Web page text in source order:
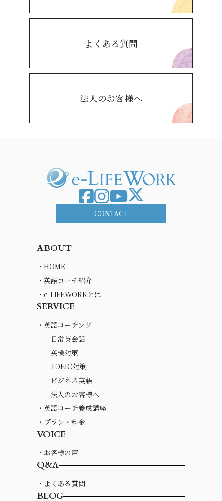
よくある質問
法人のお客様へ
CONTACT
ABOUT
・HOME
・英語コーチ紹介
・e-LIFEWORKとは
SERVICE
・英語コーチング
日常英会話
英検対策
TOEIC対策
ビジネス英語
法人のお客様へ
・英語コーチ養成講座
・プラン・料金
VOICE
・お客様の声
Q&A
・よくある質問
BLOG